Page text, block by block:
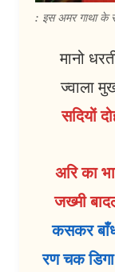
: इस अमर गाथा के
मानो
ज्वाला
सदियों
अरि का
जख्मी
कसकर
रण चक